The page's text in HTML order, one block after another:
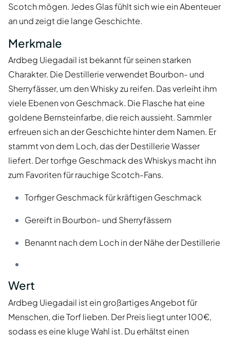
Scotch mögen. Jedes Glas fühlt sich wie ein Abenteuer
an und zeigt die lange Geschichte.
Merkmale
Ardbeg Uiegadail ist bekannt für seinen starken
Charakter. Die Destillerie verwendet Bourbon- und
Sherryfässer, um den Whisky zu reifen. Das verleiht ihm
viele Ebenen von Geschmack. Die Flasche hat eine
goldene Bernsteinfarbe, die reich aussieht. Sammler
erfreuen sich an der Geschichte hinter dem Namen. Er
stammt von dem Loch, das der Destillerie Wasser
liefert. Der torfige Geschmack des Whiskys macht ihn
zum Favoriten für rauchige Scotch-Fans.
Torfiger Geschmack für kräftigen Geschmack
Gereift in Bourbon- und Sherryfässern
Benannt nach dem Loch in der Nähe der Destillerie
Wert
Ardbeg Uiegadail ist ein großartiges Angebot für
Menschen, die Torf lieben. Der Preis liegt unter 100€,
sodass es eine kluge Wahl ist. Du erhältst einen